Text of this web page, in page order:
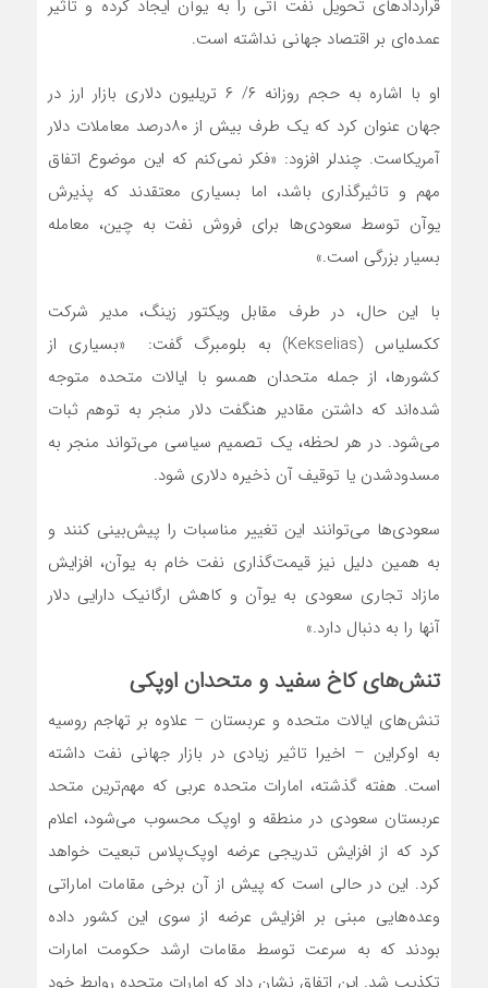
قراردادهای تحویل نفت آتی را به یوآن ایجاد کرده و تاثیر
عمده‌‌‌ای بر اقتصاد جهانی نداشته است.
او با اشاره به حجم روزانه ۶/ ۶ تریلیون دلاری بازار ارز در
جهان عنوان کرد که یک طرف بیش از ۸۰‌درصد معاملات دلار
آمریکاست. چندلر افزود: «فکر نمی‌‌‌کنم که این موضوع اتفاق
مهم و تاثیرگذاری باشد، اما بسیاری معتقدند که پذیرش
یوآن توسط سعودی‌‌‌ها برای فروش نفت به چین، معامله
بسیار بزرگی است.»
با این حال، در طرف مقابل ویکتور زینگ، مدیر شرکت
ککسلیاس (Kekselias) به بلومبرگ گفت: ‌‌‌ «بسیاری از
کشورها، از جمله متحدان همسو با ایالات متحده متوجه
شده‌‌‌اند که داشتن مقادیر هنگفت دلار منجر به توهم ثبات
می‌شود. در هر لحظه، یک تصمیم سیاسی می‌تواند منجر به
مسدودشدن یا توقیف آن ذخیره دلاری شود.
سعودی‌‌‌ها می‌توانند این تغییر مناسبات را پیش‌بینی کنند و
به همین دلیل نیز قیمت‌گذاری نفت خام به یوآن، افزایش
مازاد تجاری سعودی به یوآن و کاهش ارگانیک دارایی دلار
آنها را به دنبال دارد.»
تنش‌‌‌های کاخ سفید و متحدان اوپکی
تنش‌‌‌های ایالات متحده و عربستان – علاوه بر تهاجم روسیه
به اوکراین – اخیرا تاثیر زیادی در بازار جهانی نفت داشته
است. هفته گذشته، امارات متحده عربی که مهم‌ترین متحد
عربستان سعودی در منطقه و اوپک محسوب می‌شود، اعلام
کرد که از افزایش تدریجی عرضه اوپک‌پلاس تبعیت خواهد
کرد. این در حالی است که پیش از آن برخی مقامات اماراتی
وعده‌‌‌هایی مبنی بر افزایش عرضه از سوی این کشور داده
بودند که به سرعت توسط مقامات ارشد حکومت امارات
تکذیب شد. این اتفاق نشان داد که امارات متحده روابط خود